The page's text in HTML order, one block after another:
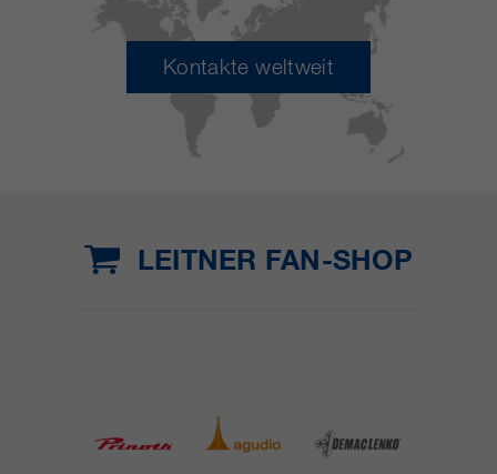
Kontakte weltweit
LEITNER FAN-SHOP